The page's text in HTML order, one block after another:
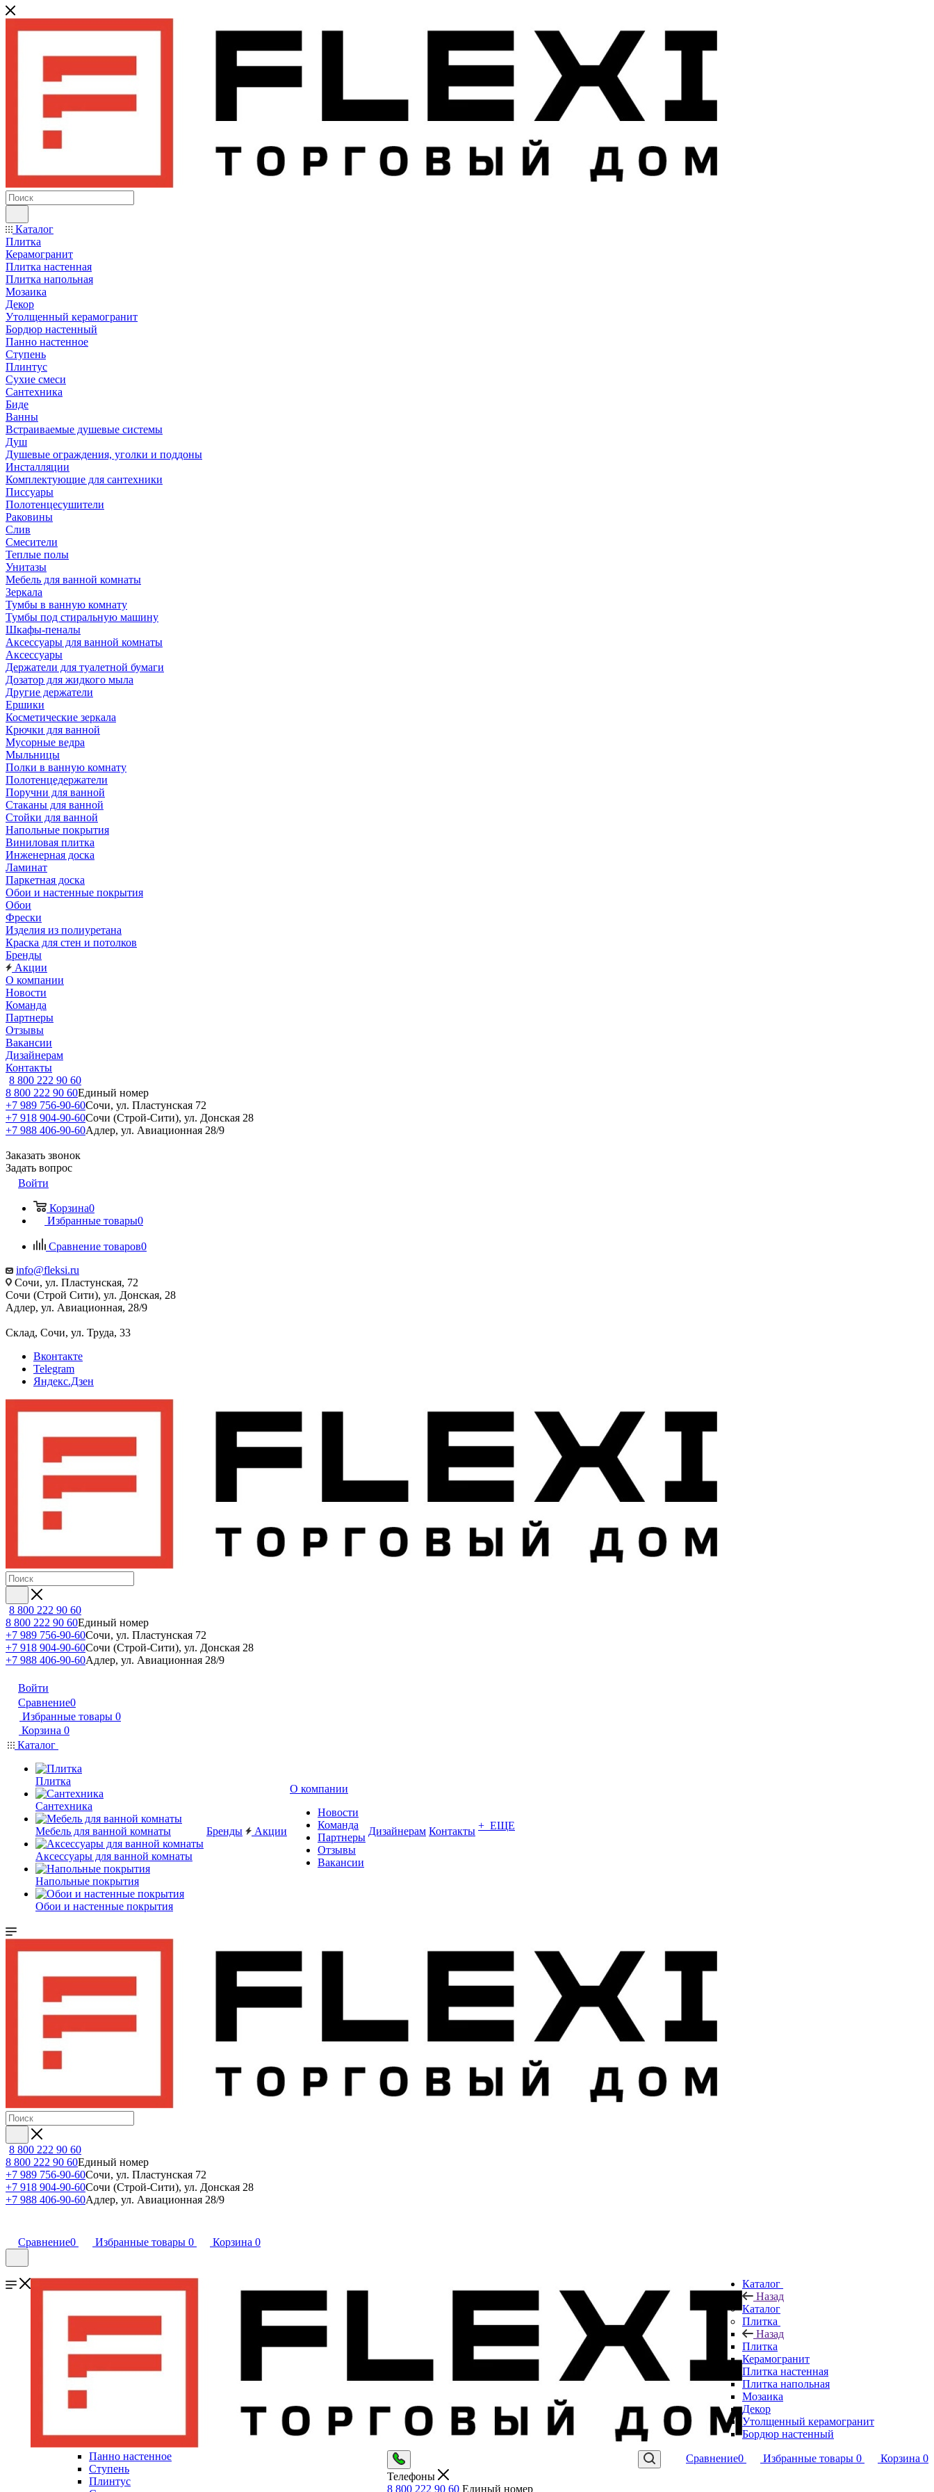
Каталог
Плитка
Керамогранит
Плитка настенная
Плитка напольная
Мозаика
Декор
Утолщенный керамогранит
Бордюр настенный
Панно настенное
Ступень
Плинтус
Сухие смеси
Сантехника
Биде
Ванны
Встраиваемые душевые системы
Душ
Душевые ограждения, уголки и поддоны
Инсталляции
Комплектующие для сантехники
Писсуары
Полотенцесушители
Раковины
Слив
Смесители
Теплые полы
Унитазы
Мебель для ванной комнаты
Зеркала
Тумбы в ванную комнату
Тумбы под стиральную машину
Шкафы-пеналы
Аксессуары для ванной комнаты
Аксессуары
Держатели для туалетной бумаги
Дозатор для жидкого мыла
Другие держатели
Ершики
Косметические зеркала
Крючки для ванной
Мусорные ведра
Мыльницы
Полки в ванную комнату
Полотенцедержатели
Поручни для ванной
Стаканы для ванной
Стойки для ванной
Напольные покрытия
Виниловая плитка
Инженерная доска
Ламинат
Паркетная доска
Обои и настенные покрытия
Обои
Фрески
Изделия из полиуретана
Краска для стен и потолков
Бренды
Акции
О компании
Новости
Команда
Партнеры
Отзывы
Вакансии
Дизайнерам
Контакты
8 800 222 90 60
8 800 222 90 60Единый номер
+7 989 756-90-60Сочи, ул. Пластунская 72
+7 918 904-90-60Сочи (Строй-Сити), ул. Донская 28
+7 988 406-90-60Адлер, ул. Авиационная 28/9
Заказать звонок
Задать вопрос
Войти
Корзина0
Избранные товары0
Сравнение товаров0
info@fleksi.ru
Сочи, ул. Пластунская, 72
Сочи (Строй Сити), ул. Донская, 28
Адлер, ул. Авиационная, 28/9
Склад, Сочи, ул. Труда, 33
Вконтакте
Telegram
Яндекс.Дзен
8 800 222 90 60
8 800 222 90 60Единый номер
+7 989 756-90-60Сочи, ул. Пластунская 72
+7 918 904-90-60Сочи (Строй-Сити), ул. Донская 28
+7 988 406-90-60Адлер, ул. Авиационная 28/9
Войти
Сравнение0
Избранные товары 0
Корзина 0
Каталог
Плитка
Сантехника
Мебель для ванной комнаты
Аксессуары для ванной комнаты
Напольные покрытия
Обои и настенные покрытия
Бренды Акции
О компании
Новости
Команда
Партнеры
Отзывы
Вакансии
Дизайнерам Контакты + ЕЩЕ
8 800 222 90 60
8 800 222 90 60Единый номер
+7 989 756-90-60Сочи, ул. Пластунская 72
+7 918 904-90-60Сочи (Строй-Сити), ул. Донская 28
+7 988 406-90-60Адлер, ул. Авиационная 28/9
Сравнение0 Избранные товары 0 Корзина 0
Сравнение0 Избранные товары 0 Корзина 0
Телефоны
8 800 222 90 60 Единый номер
Каталог
Назад
Каталог
Плитка
Назад
Плитка
Керамогранит
Плитка настенная
Плитка напольная
Мозаика
Декор
Утолщенный керамогранит
Бордюр настенный
Панно настенное
Ступень
Плинтус